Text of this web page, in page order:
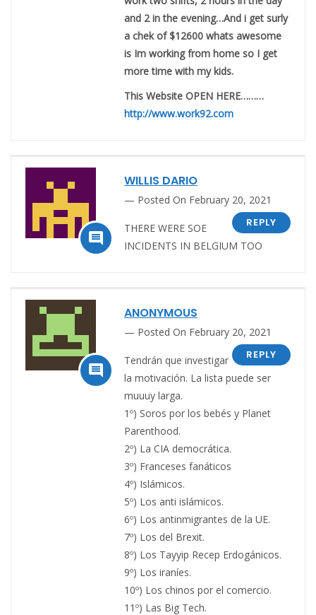
and 2 in the evening…And i get surly
a chek of $12600 whats awesome
is Im working from home so I get
more time with my kids.
This Website OPEN HERE………
http://www.work92.com

WILLIS DARIO
Posted On February 20, 2021
REPLY
THERE WERE SOE
INCIDENTS IN BELGIUM TOO

ANONYMOUS
Posted On February 20, 2021
REPLY
Tendrán que investigar
la motivación. La lista puede ser
muuuy larga.
1º) Soros por los bebés y Planet
Parenthood.
2º) La CIA democrática.
3º) Franceses fanáticos
4º) Islámicos.
5º) Los anti islámicos.
6º) Los antinmigrantes de la UE.
7º) Los del Brexit.
8º) Los Tayyip Recep Erdogánicos.
9º) Los iraníes.
10º) Los chinos por el comercio.
11º) Las Big Tech.